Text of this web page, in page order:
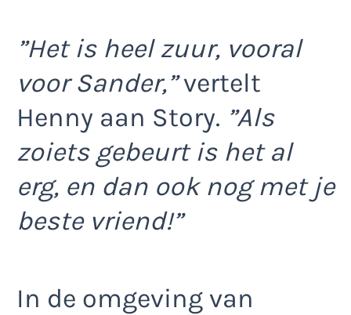
”Het is heel zuur, vooral
voor Sander,”vertelt
Henny aan Story. ”Als
zoiets gebeurt is het al
erg, en dan ook nog met je
beste vriend!”
In de omgeving van